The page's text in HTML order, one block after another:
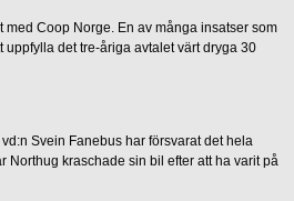
med Coop Norge. En av många insatser som
uppfylla det tre-åriga avtalet värt dryga 30
Svein Fanebus har försvarat det hela
Northug kraschade sin bil efter att ha varit på